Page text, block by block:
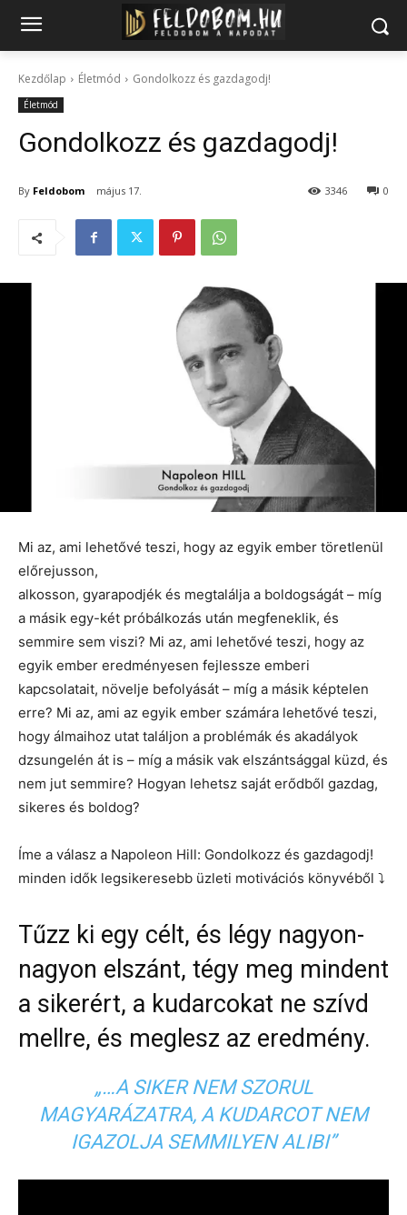
Kezdőlap Életmód Gondolkozz és gazdagodj!
Életmód
Gondolkozz és gazdagodj!
By Feldobom május 17. 0
3346
Mi az, ami lehetővé teszi, hogy az egyik ember töretlenül
előrejusson,
alkosson, gyarapodjék és megtalálja a boldogságát – míg
a másik egy-két próbálkozás után megfeneklik, és
semmire sem viszi? Mi az, ami lehetővé teszi, hogy az
egyik ember eredményesen fejlessze emberi
kapcsolatait, növelje befolyását – míg a másik képtelen
erre? Mi az, ami az egyik ember számára lehetővé teszi,
hogy álmaihoz utat találjon a problémák és akadályok
dzsungelén át is – míg a másik vak elszántsággal küzd, és
nem jut semmire? Hogyan lehetsz saját erődből gazdag,
sikeres és boldog?
Íme a válasz a Napoleon Hill: Gondolkozz és gazdagodj!
minden idők legsikeresebb üzleti motivációs könyvéből ⤵️
Tűzz ki egy célt, és légy nagyon-
nagyon elszánt, tégy meg mindent
a sikerért, a kudarcokat ne szívd
mellre, és meglesz az eredmény.
„…A SIKER NEM SZORUL
MAGYARÁZATRA, A KUDARCOT NEM
IGAZOLJA SEMMILYEN ALIBI”